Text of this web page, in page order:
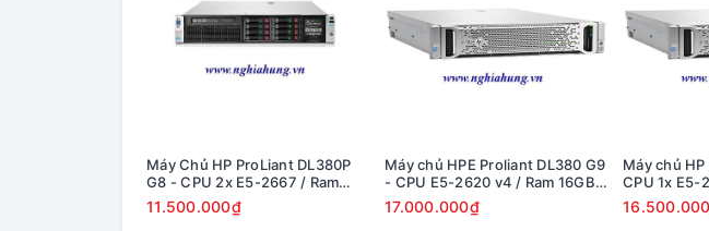
Máy Chủ HP ProLiant DL380P
G8 - CPU 2x E5-2667 / Ram
16GB / Raid P420i / 2x PS
11.500.000₫
Máy chủ HPE Proliant DL380 G9
- CPU E5-2620 v4 / Ram 16GB /
Raid H240 / 2x PS
17.000.000₫
Máy chủ
CPU 1x E5-
/ Raid H240 /